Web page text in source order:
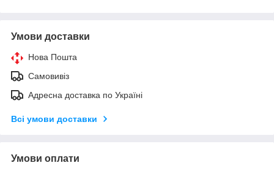
Умови доставки
Нова Пошта
Самовивіз
Адресна доставка по Україні
Всі умови доставки
Умови оплати